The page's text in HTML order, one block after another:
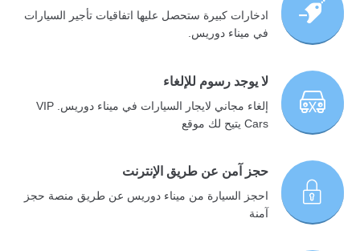
ادخارات كبيرة ستحصل عليها اتفاقيات تأجير السيارات
في ميناء دوريس.
لا يوجد رسوم للإلغاء
إلغاء مجاني لايجار السيارات في ميناء دوريس. VIP
Cars يتيح لك موقع
حجز آمن عن طريق الإنترنت
احجز السيارة من ميناء دوريس عن طريق منصة حجز
آمنة